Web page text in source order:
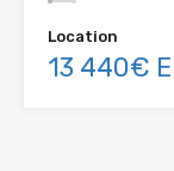
Location
13 440€